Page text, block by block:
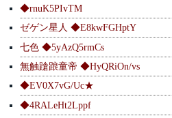
◆rnuK5PIvTM
ゼゲン星人 ◆E8kwFGHptY
七色 ◆5yAzQ5rmCs
無触蹌踉童帝 ◆HyQRiOn/vs
◆EV0X7vG/Uc★
◆4RALeHt2Lppf